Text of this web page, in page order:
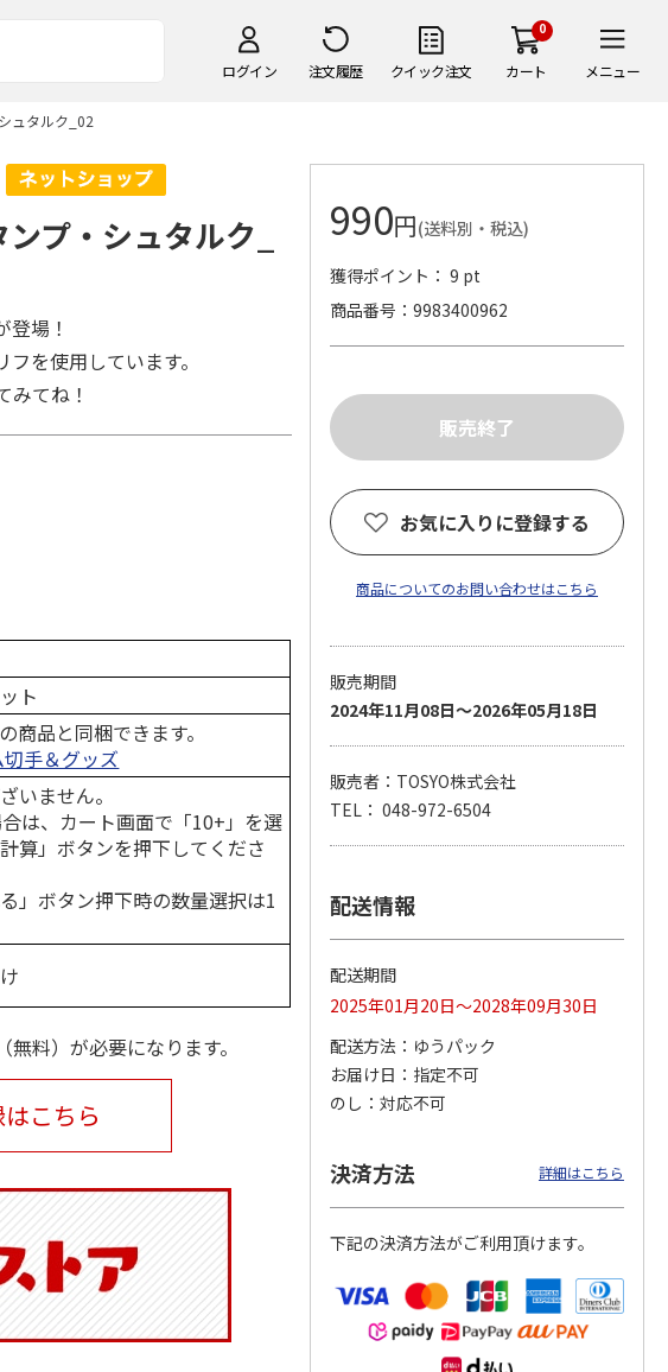
ログイン 注文履歴 クイック注文
0
カート メニュー
ュタルク_02
ケース
5.0
1,100円
(送料別・税込)
令和八年七月場所
優勝力士純金製小判
【安青錦】
リラックマ／クリア
ファイル３点セット
750円
(送料別・税込)
「犬夜叉」アクリル
ジオラマスタンド
（殺生丸）
5.0 （4）
3,300円
(送料別・税込)
プ・シュタルク_
登場！
を使用しています。
みてね！
ト
商品と同梱できます。
手＆グッズ
いません。
は、カート画面で「10+」を選
算」ボタンを押下してくださ
」ボタン押下時の数量選択は1
料）が必要になります。
こちら
990円(送料別・税込)
獲得ポイント： 9 pt
商品番号
9983400962
お気に入りに登録する
商品についてのお問い合わせはこちら
販売期間
2024年11月08日～2026年05月18日
販売者：TOSYO株式会社
TEL： 048-972-6504
配送情報
配送期間
2025年01月20日～2028年09月30日
配送方法
ゆうパック
お届け日
指定不可
のし
対応不可
決済方法 詳細はこちら
下記の決済方法がご利用頂けます。